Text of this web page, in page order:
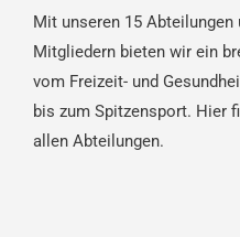
Mit unseren 15 Abteilungen
Mitgliedern bieten wir ein
vom Freizeit- und
bis zum Spitzensport. Hier
allen Abteilungen.